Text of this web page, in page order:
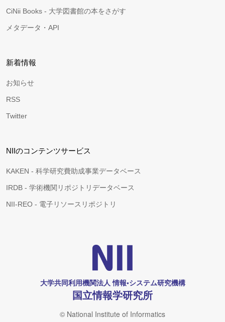
CiNii Books - 大学図書館の本をさがす
メタデータ・API
新着情報
お知らせ
RSS
Twitter
NIIのコンテンツサービス
KAKEN - 科学研究費助成事業データベース
IRDB - 学術機関リポジトリデータベース
NII-REO - 電子リソースリポジトリ
大学共同利用機関法人 情報•システム研究機構
国立情報学研究所
© National Institute of Informatics